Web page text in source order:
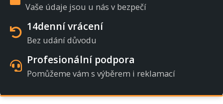
Vaše údaje jsou u nás v bezpečí
14denní vrácení
Bez udání důvodu
Profesionální podpora
Pomůžeme vám s výběrem i reklamací